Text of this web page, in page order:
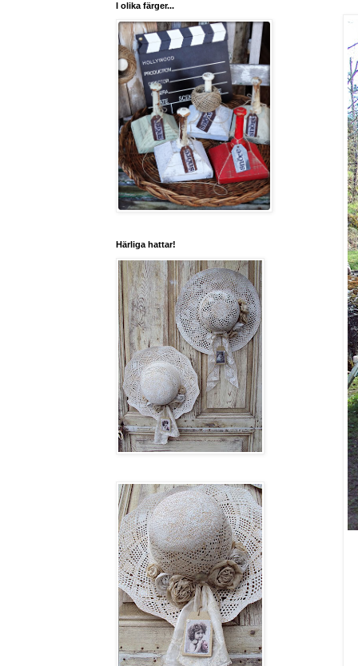
I olika färger...
Härliga hattar!